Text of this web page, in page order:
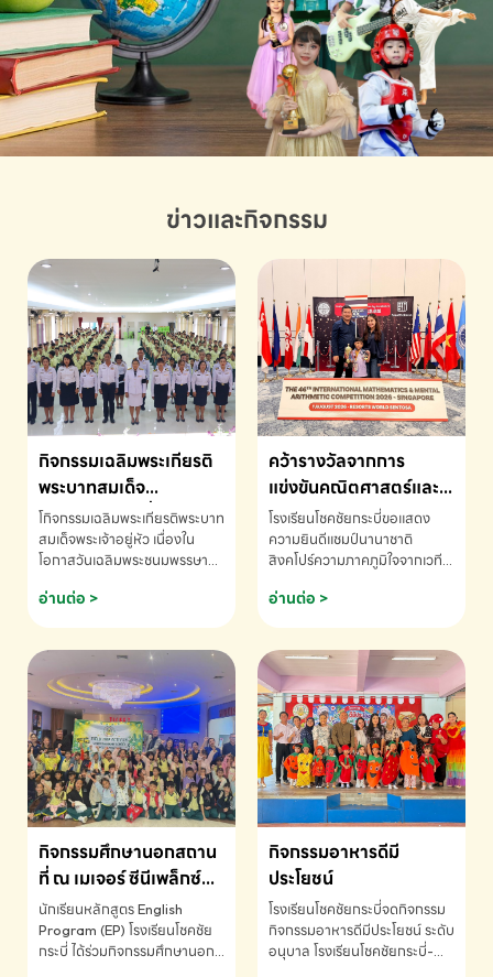
ข่าวและกิจกรรม
กิจกรรมเฉลิมพระเกียรติ
พระบาทสมเด็จ
พระเจ้าอยู่หัว เนื่องใน
โอกาสวันเฉลิม
พระชนมพรรษา
โกิจกรรมเฉลิมพระเกียรติพระบาท
สมเด็จพระเจ้าอยู่หัว เนื่องใน
โอกาสวันเฉลิมพระชนมพรรษา
ข้อมูลเพิ่มเติม โทร. 075-691910
อ่านต่อ >
คว้ารางวัลจากการ
แข่งขันคณิตศาสตร์และ
คณิตคิดเร็วนานาชาติ
ครั้งที่ 46 ประจำปี 2569
ณ ประเทศสิงคโปร์
โรงเรียนโชคชัยกระบี่ขอแสดง
ความยินดีแชมป์นานาชาติ
สิงคโปร์ความภาคภูมิใจจากเวที
ด.ช.พัทธนันท์ พรหมพันธ์ ชั้น
อนุบาล EP K3 โรงเรียนโชคชัย
แข่งขันคณิตศาสตร์และคณิตคิด
เร็วนานาชาติ ครั้งที่ 46 ประจำปี
2569 ณ ประเทศสิงคโปร์
INTERNATIONAL
MATHEMATICS AND
MENTAL ARITHMETIC
COMPETITION 2026 - ถ้วย
รางวัลรองชนะเลิศอันดับที่ 2
Mental Arithmetic
Competition K2 - ถ้วยรางวัล
รองชนะเลิศอันดับที่ 2 Mental
K2(Grop) โรงเรียนโชคชัยกระบี่-
สอบถามข้อมูลเพิ่มเติม โทร.
075-691910
อ่านต่อ >
กิจกรรมศึกษานอกสถาน
ที่ ณ เมเจอร์ ซีนีเพล็กซ์
ระดับประถมศึกษา (EP.1-
6)
นักเรียนหลักสูตร English
Program (EP) โรงเรียนโชคชัย
กระบี่ ได้ร่วมกิจกรรมศึกษานอก
กิจกรรมอาหารดีมี
ประโยชน์
โรงเรียนโชคชัยกระบี่จดกิจกรรม
กิจกรรมอาหารดีมีประโยชน์ ระดับ
อนุบาล โรงเรียนโชคชัยกระบี่-